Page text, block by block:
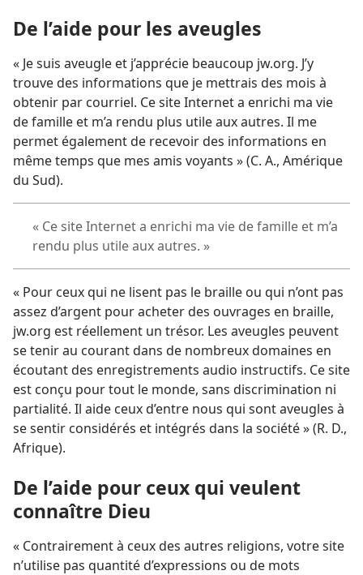
De l’aide pour les aveugles
« Je suis aveugle et j’apprécie beaucoup jw.org. J’y
trouve des informations que je mettrais des mois à
obtenir par courriel. Ce site Internet a enrichi ma vie
de famille et m’a rendu plus utile aux autres. Il me
permet également de recevoir des informations en
même temps que mes amis voyants » (C. A., Amérique
du Sud).
« Ce site Internet a enrichi ma vie de famille et m’a
rendu plus utile aux autres. »
« Pour ceux qui ne lisent pas le braille ou qui n’ont pas
assez d’argent pour acheter des ouvrages en braille,
jw.org est réellement un trésor. Les aveugles peuvent
se tenir au courant dans de nombreux domaines en
écoutant des enregistrements audio instructifs. Ce site
est conçu pour tout le monde, sans discrimination ni
partialité. Il aide ceux d’entre nous qui sont aveugles à
se sentir considérés et intégrés dans la société » (R. D.,
Afrique).
De l’aide pour ceux qui veulent
connaître Dieu
« Contrairement à ceux des autres religions, votre site
n’utilise pas quantité d’expressions ou de mots